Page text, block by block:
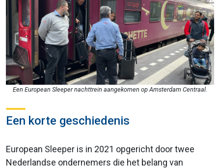
Een European Sleeper nachttrein aangekomen op Amsterdam Centraal.
Een korte geschiedenis
European Sleeper is in 2021 opgericht door twee
Nederlandse ondernemers die het belang van